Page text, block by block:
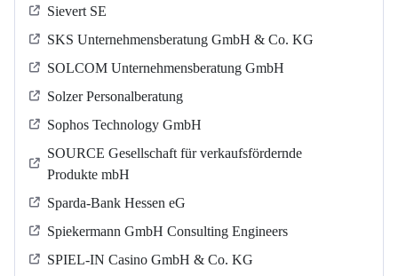
Sievert SE
SKS Unternehmensberatung GmbH & Co. KG
SOLCOM Unternehmensberatung GmbH
Solzer Personalberatung
Sophos Technology GmbH
SOURCE Gesellschaft für verkaufsfördernde
Produkte mbH
Sparda-Bank Hessen eG
Spiekermann GmbH Consulting Engineers
SPIEL-IN Casino GmbH & Co. KG